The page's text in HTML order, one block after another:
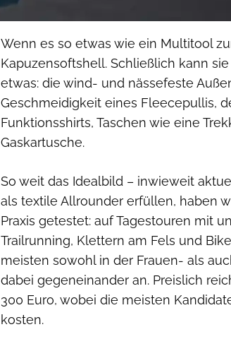
Wenn es so etwas wie ein Multitool
Kapuzensoftshell. Schließlich kann
etwas: die wind- und nässefeste
Geschmeidigkeit eines Fleecepullis,
Funktionsshirts, Taschen wie eine
Gaskartusche.
So weit das Idealbild – inwieweit
als textile Allrounder erfüllen, haben
Praxis getestet: auf Tagestouren mit
Trailrunning, Klettern am Fels und
meisten sowohl in der Frauen- als
dabei gegeneinander an. Preislich
300 Euro, wobei die meisten
kosten.